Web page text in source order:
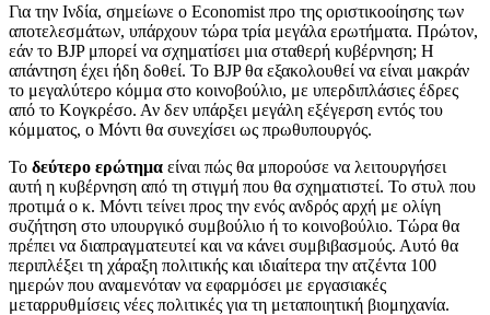
Για την Ινδία, σημείωνε ο Economist προ της οριστικοοίησης των
αποτελεσμάτων, υπάρχουν τώρα τρία μεγάλα ερωτήματα. Πρώτον,
εάν το BJP μπορεί να σχηματίσει μια σταθερή κυβέρνηση; Η
απάντηση έχει ήδη δοθεί. Το BJP θα εξακολουθεί να είναι μακράν
το μεγαλύτερο κόμμα στο κοινοβούλιο, με υπερδιπλάσιες έδρες
από το Κογκρέσο. Αν δεν υπάρξει μεγάλη εξέγερση εντός του
κόμματος, ο Μόντι θα συνεχίσει ως πρωθυπουργός.
Το δεύτερο ερώτημα είναι πώς θα μπορούσε να λειτουργήσει
αυτή η κυβέρνηση από τη στιγμή που θα σχηματιστεί. Το στυλ που
προτιμά ο κ. Μόντι τείνει προς την ενός ανδρός αρχή με ολίγη
συζήτηση στο υπουργικό συμβούλιο ή το κοινοβούλιο. Τώρα θα
πρέπει να διαπραγματευτεί και να κάνει συμβιβασμούς. Αυτό θα
περιπλέξει τη χάραξη πολιτικής και ιδιαίτερα την ατζέντα 100
ημερών που αναμενόταν να εφαρμόσει με εργασιακές
μεταρρυθμίσεις νέες πολιτικές για τη μεταποιητική βιομηχανία.